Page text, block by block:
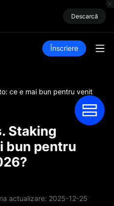
Descarcă
Înscriere
ce e mai bun pentru venit
Staking
bun pentru
actualizare: 2025-12-25